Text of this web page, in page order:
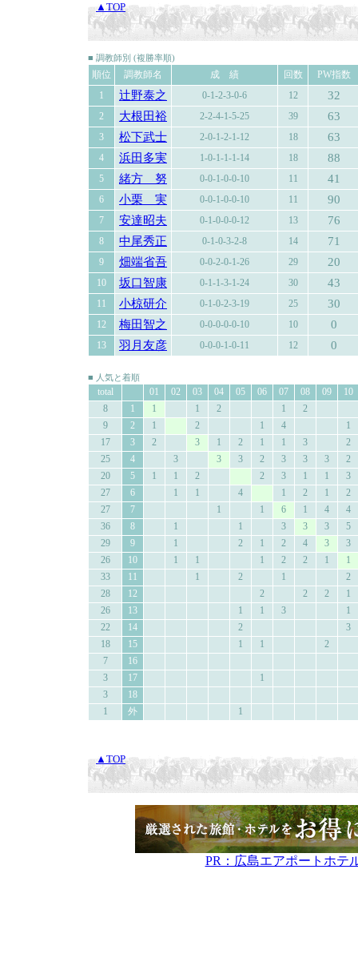
▲TOP
■ 調教師別 (複勝率順)
順位 調教師名 成 績 回数
PW指数
1
辻野泰之 0-1-2-3-0-6 12 32
2 大根田裕 2-2-4-1-5-25 39 63
3 松下武士 2-0-1-2-1-12 18 63
4 浜田多実 1-0-1-1-1-14 18 88
5 緒方 努 0-0-1-0-0-10 11 41
6 小栗 実 0-0-1-0-0-10 11 90
7 安達昭夫 0-1-0-0-0-12 13 76
8 中尾秀正 0-1-0-3-2-8 14 71
9 畑端省吾 0-0-2-0-1-26 29 20
10 坂口智康 0-1-1-3-1-24 30 43
11 小椋研介 0-1-0-2-3-19 25 30
12 梅田智之 0-0-0-0-0-10 10 0
13 羽月友彦 0-0-0-1-0-11 12 0
■ 人気と着順
total 01 02 03 04 05 06 07 08 09
10
8
1 1 1 2 1
2
9
2 1 2 1 4
1
17
3 2 3 1 2 1 1 3
2
25
4 3 3 3 2 3 3 3
2
20
5 1 1 2 2 3 1 1
3
27
6 1 1 4 1 2 1
2
27
7 1 1 6 1 4
4
36
8 1 1 3 3 3
5
29
9 1 2 1 2 4 3
3
26
10 1 1 1 2 2 1
1
33
11 1 2 1
2
28
12 2 2 2
1
26
13 1 1 3
1
22
14 2
3
18
15 1 1
2
7
16
3
17
1
3
18
1
外 1
▲TOP
PR：広島エアポートホテ